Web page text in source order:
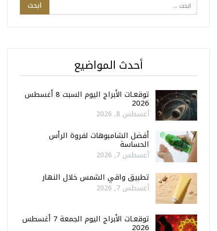
أحدث المواضيع
توقعـات الأبراج اليوم السبت 8 أغسطس
2026
أغسطس 8, 2026
أفضل الشامبوهات لفروة الرأس
الحساسة
أغسطس 7, 2026
تطبيق واقي الشمس خلال النهار
أغسطس 7, 2026
توقعـات الأبراج اليوم الجمعة 7 أغسطس
2026